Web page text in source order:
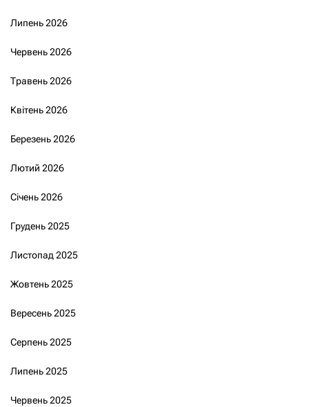
Липень 2026
Червень 2026
Травень 2026
Квітень 2026
Березень 2026
Лютий 2026
Січень 2026
Грудень 2025
Листопад 2025
Жовтень 2025
Вересень 2025
Серпень 2025
Липень 2025
Червень 2025